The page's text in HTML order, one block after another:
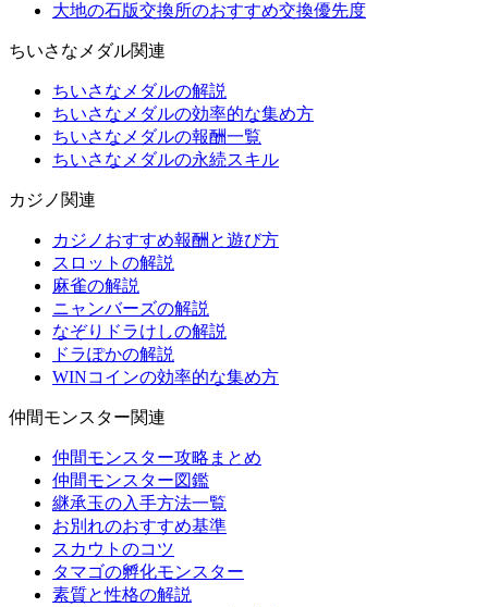
大地の石版交換所のおすすめ交換優先度
ちいさなメダル関連
ちいさなメダルの解説
ちいさなメダルの効率的な集め方
ちいさなメダルの報酬一覧
ちいさなメダルの永続スキル
カジノ関連
カジノおすすめ報酬と遊び方
スロットの解説
麻雀の解説
ニャンバーズの解説
なぞりドラけしの解説
ドラぽかの解説
WINコインの効率的な集め方
仲間モンスター関連
仲間モンスター攻略まとめ
仲間モンスター図鑑
継承玉の入手方法一覧
お別れのおすすめ基準
スカウトのコツ
タマゴの孵化モンスター
素質と性格の解説